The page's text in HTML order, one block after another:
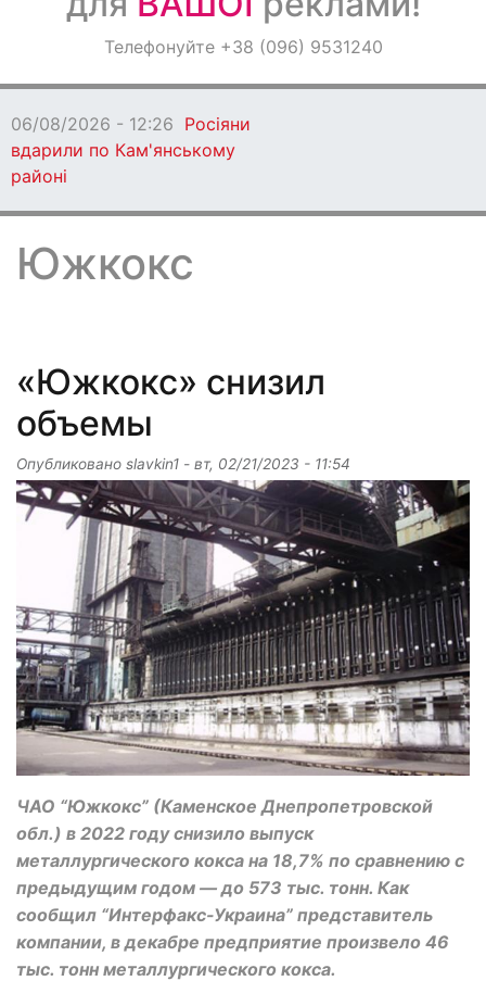
ОголошенняТелефонуйте +38 (096) 9531240
06/08/2026 - 12:03 Новий склад Молодіжної ради
Дніпропетровщини розпочав роботу
Южкокс
«Южкокс» снизил
объемы
Опубликовано slavkin1 - вт, 02/21/2023 - 11:54
ЧАО “Южкокс” (Каменское Днепропетровской
обл.) в 2022 году снизило выпуск
металлургического кокса на 18,7% по сравнению с
предыдущим годом — до 573 тыс. тонн. Как
сообщил “Интерфакс-Украина” представитель
компании, в декабре предприятие произвело 46
тыс. тонн металлургического кокса.